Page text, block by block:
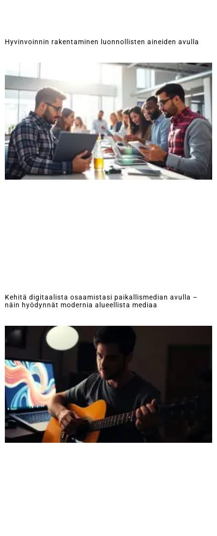
Hyvinvoinnin rakentaminen luonnollisten aineiden avulla
Kehitä digitaalista osaamistasi paikallismedian avulla –
näin hyödynnät modernia alueellista mediaa